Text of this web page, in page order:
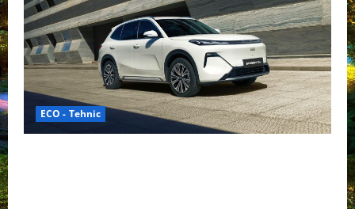
ECO - Tehnic